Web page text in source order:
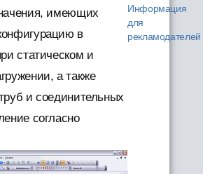
имеющих
в
статическом и
а также
и соединительных
согласно
Информация
для
рекламодателей